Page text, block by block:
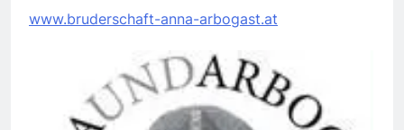
www.bruderschaft-anna-arbogast.at